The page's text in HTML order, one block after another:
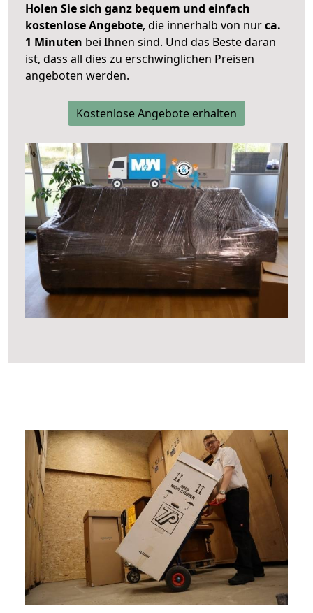
Holen Sie sich ganz bequem und einfach
kostenlose Angebote, die innerhalb von nurca.
1 Minuten bei Ihnen sind. Und das Beste daran
ist, dass all dies zu erschwinglichen Preisen
angeboten werden.
Kostenlose Angebote erhalten